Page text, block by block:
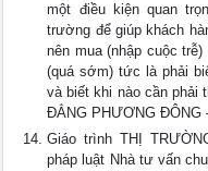
một điều kiện quan
trường để giúp khách
nên mua (nhập cuộc
(quá sớm) tức là phải
và biết khi nào cần phải
ĐẲNG PHƯƠNG ĐÔNG
Giáo trình THỊ
pháp luật Nhà tư vấn